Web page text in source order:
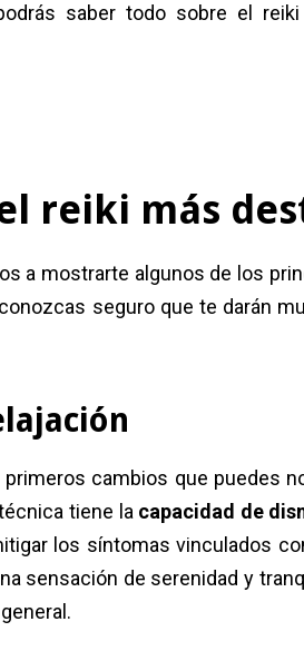
saber todo sobre el
reiki más
a mostrarte algunos de los
seguro que te darán
primeros cambios que puedes
tiene la capacidad de
los síntomas vinculados
sensación de serenidad y